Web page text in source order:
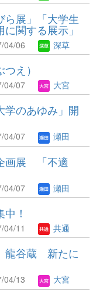
ら展」「大学生
関する展示」
04/06 深草
え）
04/07 大宮
学のあゆみ」開
04/07 瀬田
画展 「不適
04/07 瀬田
！
04/11 共通
龍谷蔵 新たに
04/13 大宮